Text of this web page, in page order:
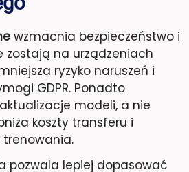
wzmacnia bezpieczeństwo i
zostają na urządzeniach
ryzyko naruszeń i
GDPR. Ponadto
modeli, a nie
koszty transferu i
trenowania.
pozwala lepiej dopasować